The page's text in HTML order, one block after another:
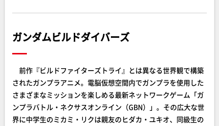
ガンダムビルドダイバーズ
前作『ビルドファイターズトライ』とは異なる世界観で構築
されたガンプラアニメ。電脳仮想空間内でガンプラを使用した
さまざまなミッションを楽しめる最新ネットワークゲーム「ガ
ンプラバトル・ネクサスオンライン（GBN）」。その広大な世
界に中学生のミカミ・リクは親友のヒダカ・ユキオ、同級生の